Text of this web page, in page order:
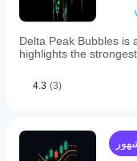
vertical
Visibility
settings
display
timeframes
based
on
Delta Peak Bubbles is
highlights the
4.3 (3)